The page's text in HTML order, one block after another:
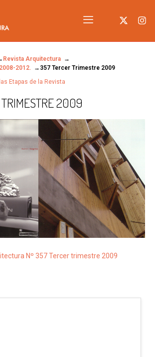
Revista Arquitectura
2012.
357 Tercer Trimestre 2009
Etapas de la Revista
2009
Nº 357 Tercer trimestre 2009